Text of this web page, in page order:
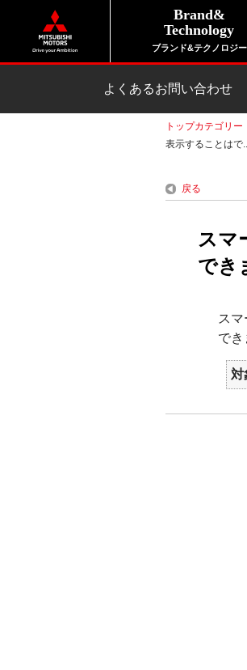
Brand&
Technology
ブランド&テクノロジー
よくあるお問い合わせ
トップカテゴリー
表示することはで
戻る
スマ
でき
ス
でき
対